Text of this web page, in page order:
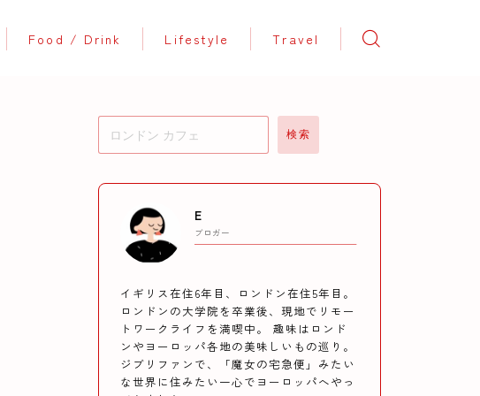
Food / Drink Lifestyle Travel
検索
E
ブロガー
イギリス在住6年目、ロンドン在住5年目。
ロンドンの大学院を卒業後、現地でリモー
トワークライフを満喫中。 趣味はロンド
ンやヨーロッパ各地の美味しいもの巡り。
ジブリファンで、「魔女の宅急便」みたい
な世界に住みたい一心でヨーロッパへやっ